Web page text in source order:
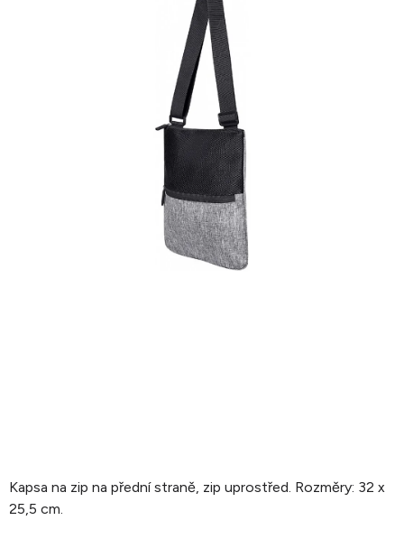
Kapsa na zip na přední straně, zip uprostřed. Rozměry: 32 x
25,5 cm.